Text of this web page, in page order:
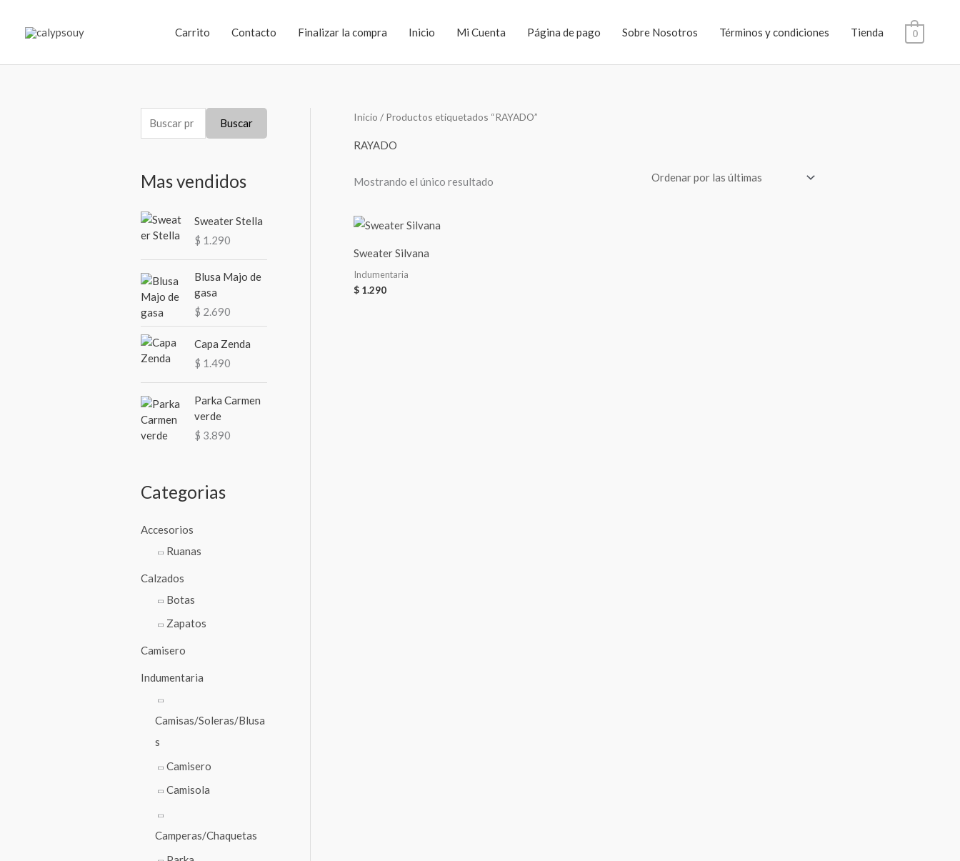
Carrito Contacto Finalizar la compra Inicio Mi Cuenta Página de pago Sobre Nosotros Términos y condiciones Tienda 0
u
c
r
:
Buscar
Mas vendidos
Sweater Stella
$ 1.290
Blusa Majo de
gasa
$ 2.690
Capa Zenda
$ 1.490
Parka Carmen
verde
$ 3.890
Categorias
Accesorios
Ruanas
Calzados
Botas
Zapatos
Camisero
Indumentaria
Camisas/Soleras/Blusa
s
Camisero
Camisola
Camperas/Chaquetas
Inicio / Productos etiquetados “RAYADO”
RAYADO
Mostrando el único resultado
Sweater Silvana
Indumentaria
$1.290